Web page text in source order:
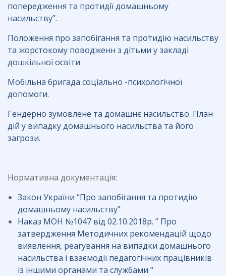
попередження та протидії домашньому
насильству”.
Положення про запобігання та протидію насильству
та жорстокому поводженн з дітьми у закладі
дошкільної освіти
Мобільна бригада соціально -психологічної
допомоги.
Гендерно зумовлене та домашнє насильство. План
дій у випадку домашнього насильства та його
загрози.
Нормативна документація:
Закон України “Про запобігання та протидію
домашньому насильству”
Наказ МОН №1047 від 02.10.2018р. ” Про
затвердження Методичних рекомендацій щодо
виявлення, реагування на випадки домашнього
насильства і взаємодії педагогічних працівників
із іншими органами та службами “